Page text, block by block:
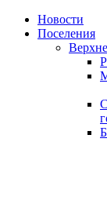
Skip
Новости
Поселения